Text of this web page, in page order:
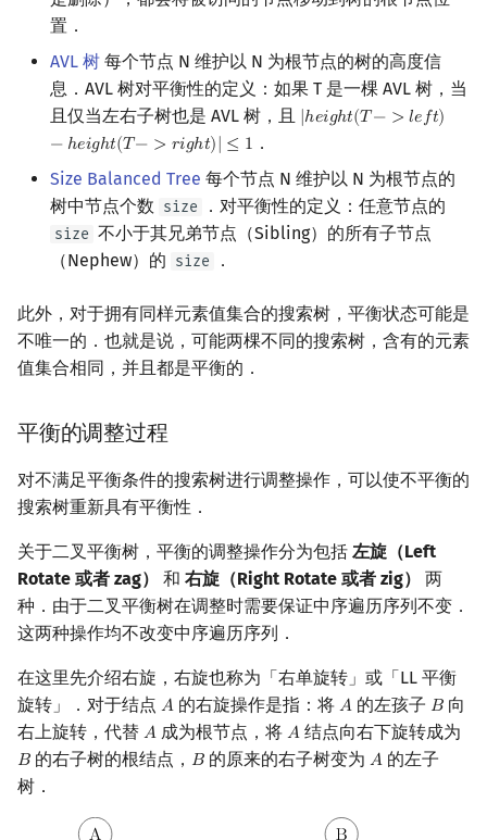
置．
AVL 树 每个节点 N 维护以 N 为根节点的树的高度信
息．AVL 树对平衡性的定义：如果 T 是一棵 AVL 树，当
且仅当左右子树也是 AVL 树，且 |ℎ𝑒𝑖𝑔ℎ𝑡(𝑇 − > 𝑙𝑒𝑓𝑡)
− ℎ𝑒𝑖𝑔ℎ𝑡(𝑇 − > 𝑟𝑖𝑔ℎ𝑡)| ≤ 1
|height(T−> ef t)−he
．
Size Balanced Tree 每个节点 N 维护以 N 为根节点的
树中节点个数 size ．对平衡性的定义：任意节点的
size 不小于其兄弟节点（Sibling）的所有子节点
（Nephew）的 size ．
此外，对于拥有同样元素值集合的搜索树，平衡状态可能是
不唯一的．也就是说，可能两棵不同的搜索树，含有的元素
值集合相同，并且都是平衡的．
平衡的调整过程
对不满足平衡条件的搜索树进行调整操作，可以使不平衡的
搜索树重新具有平衡性．
关于二叉平衡树，平衡的调整操作分为包括 左旋（Left
Rotate 或者 zag）
和 右旋（Right Rotate 或者 zig）
两
种．由于二叉平衡树在调整时需要保证中序遍历序列不变．
这两种操作均不改变中序遍历序列．
在这里先介绍右旋，右旋也称为「右单旋转」或「LL 平衡
旋转」．对于结点 𝐴
A 的右旋操作是指：将 𝐴
A 的左孩子 𝐵
B 向
右上旋转，代替 𝐴
A 成为根节点，将 𝐴
A 结点向右下旋转成为
𝐵
B 的右子树的根结点， 𝐵
B 的原来的右子树变为𝐴
A 的左子
树．